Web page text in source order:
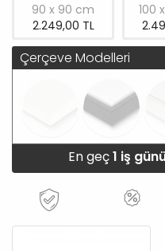
90 x 90 cm
2.249,00 TL
100
Çerçeve Modelleri
En geç1 iş